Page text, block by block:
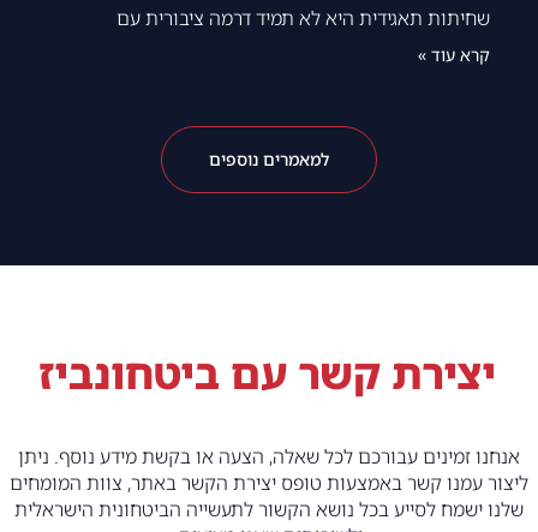
שחיתות תאגידית היא לא תמיד דרמה ציבורית עם
קרא עוד »
למאמרים נוספים
יצירת קשר עם ביטחונביז
אנחנו זמינים עבורכם לכל שאלה, הצעה או בקשת מידע נוסף. ניתן
ליצור עמנו קשר באמצעות טופס יצירת הקשר באתר, צוות המומחים
שלנו ישמח לסייע בכל נושא הקשור לתעשייה הביטחונית הישראלית